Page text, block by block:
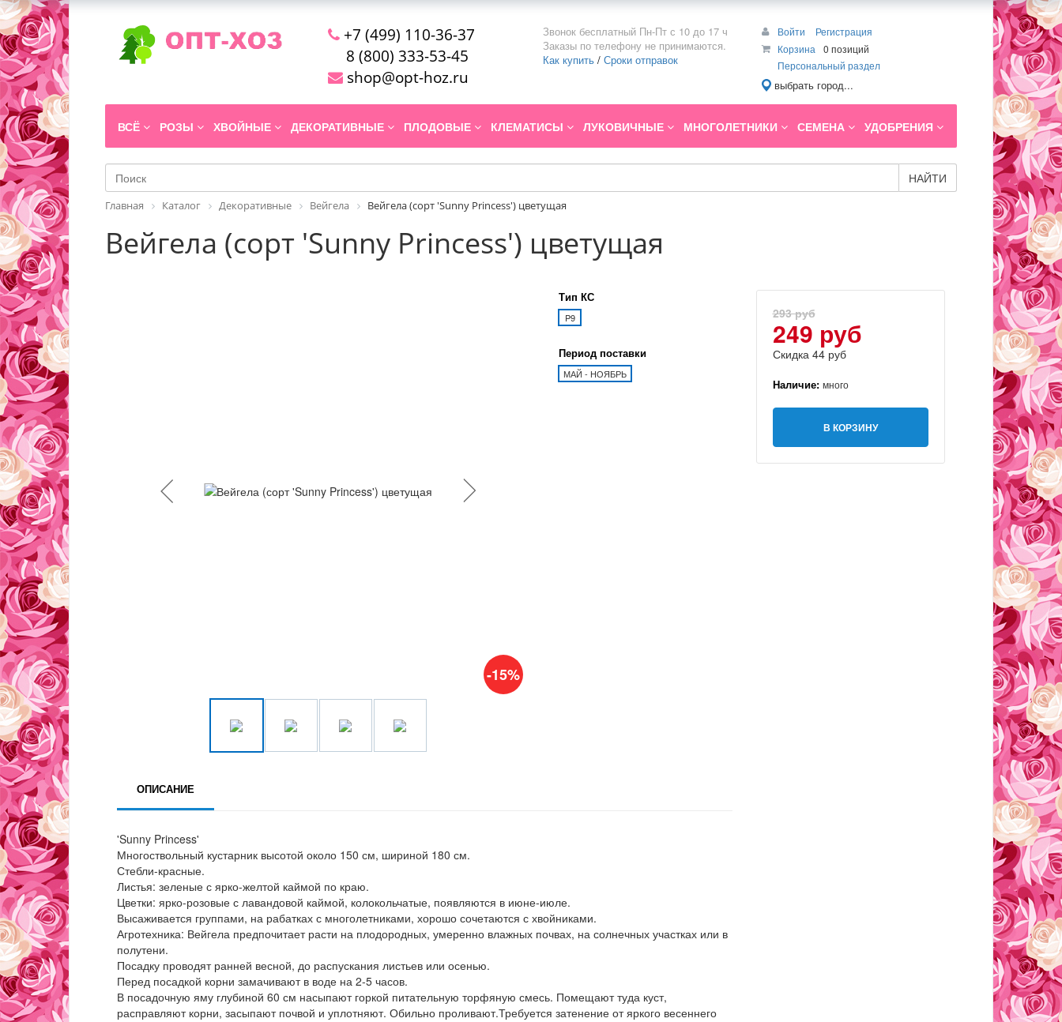
+7 (499) 110-36-37
8 (800) 333-53-45
shop@opt-hoz.ru
Звонок бесплатный Пн-Пт с 10 до 17 ч
Заказы по телефону не принимаются.
Как купить / Сроки отправок
Войти
Регистрация
Корзина
0 позиций
Персональный раздел
выбрать город...
ВСЁ РОЗЫ ХВОЙНЫЕ ДЕКОРАТИВНЫЕ ПЛОДОВЫЕ КЛЕМАТИСЫ ЛУКОВИЧНЫЕ МНОГОЛЕТНИКИ СЕМЕНА УДОБРЕНИЯ
НАЙТИ
Главная Каталог Декоративные Вейгела Вейгела (сорт 'Sunny Princess') цветущая
Вейгела (сорт 'Sunny Princess') цветущая
-15%
Тип КС
P9
Период поставки
МАЙ - НОЯБРЬ
293 руб
249 руб
Скидка 44 руб
Наличие: много
В КОРЗИНУ
ОПИСАНИЕ
'Sunny Princess'
Многоствольный кустарник высотой около 150 см, шириной 180 см.
Стебли-красные.
Листья: зеленые с ярко-желтой каймой по краю.
Цветки: ярко-розовые с лавандовой каймой, колокольчатые, появляются в июне-июле.
Высаживается группами, на рабатках с многолетниками, хорошо сочетаются с хвойниками.
Агротехника: Вейгела предпочитает расти на плодородных, умеренно влажных почвах, на солнечных участках или в
полутени.
Посадку проводят ранней весной, до распускания листьев или осенью.
Перед посадкой корни замачивают в воде на 2-5 часов.
В посадочную яму глубиной 60 см насыпают горкой питательную торфяную смесь. Помещают туда куст,
расправляют корни, засыпают почвой и уплотняют. Обильно проливают.Требуется затенение от яркого весеннего